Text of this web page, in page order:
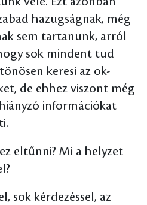
hazugságnak, még
sem tartanunk, arról
sok mindent tud
keresi az ok-
de ehhez viszont még
információkat
eltűnni? Mi a helyzet
sok kérdezéssel, az